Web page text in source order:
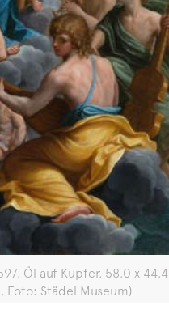
Öl auf Kupfer, 58,0 x 44,4
Foto: Städel Museum)